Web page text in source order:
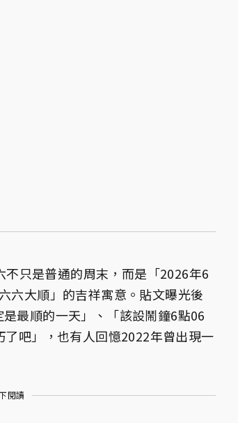
不只是普通的周末，而是「2026年6
六大順」的吉祥寓意。貼文曝光後
最順的一天」、「該設鬧鐘6點06
吧」，也有人回憶2022年曾出現一
閱讀